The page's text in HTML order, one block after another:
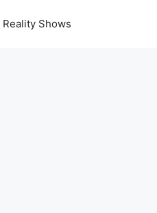
Reality Shows